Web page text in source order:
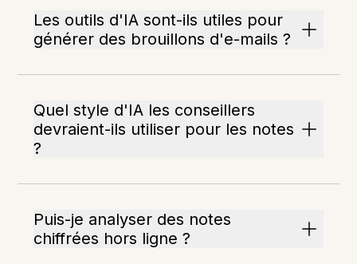
Les outils d'IA sont-ils utiles pour
générer des brouillons d'e-mails ?
Quel style d'IA les conseillers
devraient-ils utiliser pour les notes
?
Puis-je analyser des notes
chiffrées hors ligne ?